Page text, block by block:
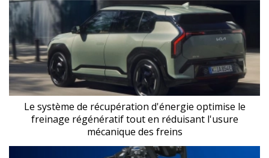
Le système de récupération d'énergie optimise le
freinage régénératif tout en réduisant l'usure
mécanique des freins